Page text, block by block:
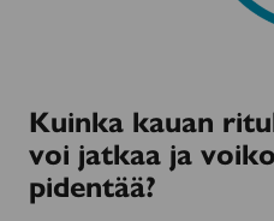
Kuinka kauan
voi jatkaa ja
pidentää?